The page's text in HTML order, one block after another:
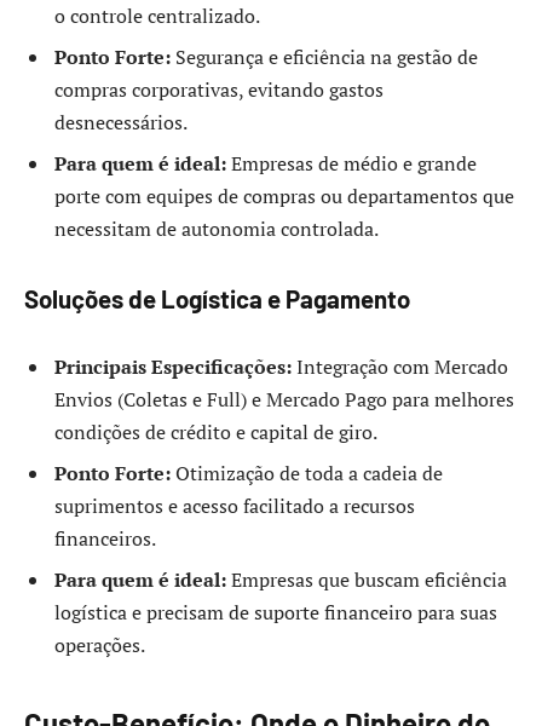
o controle centralizado.
Ponto Forte: Segurança e eficiência na gestão de
compras corporativas, evitando gastos
desnecessários.
Para quem é ideal:Empresas de médio e grande
porte com equipes de compras ou departamentos que
necessitam de autonomia controlada.
Soluções de Logística e Pagamento
Principais Especificações:Integração com Mercado
Envios (Coletas e Full) e Mercado Pago para melhores
condições de crédito e capital de giro.
Ponto Forte:Otimização de toda a cadeia de
suprimentos e acesso facilitado a recursos
financeiros.
Para quem é ideal:Empresas que buscam eficiência
logística e precisam de suporte financeiro para suas
operações.